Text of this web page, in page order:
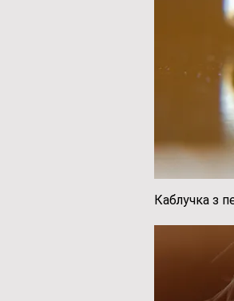
Каблучка з